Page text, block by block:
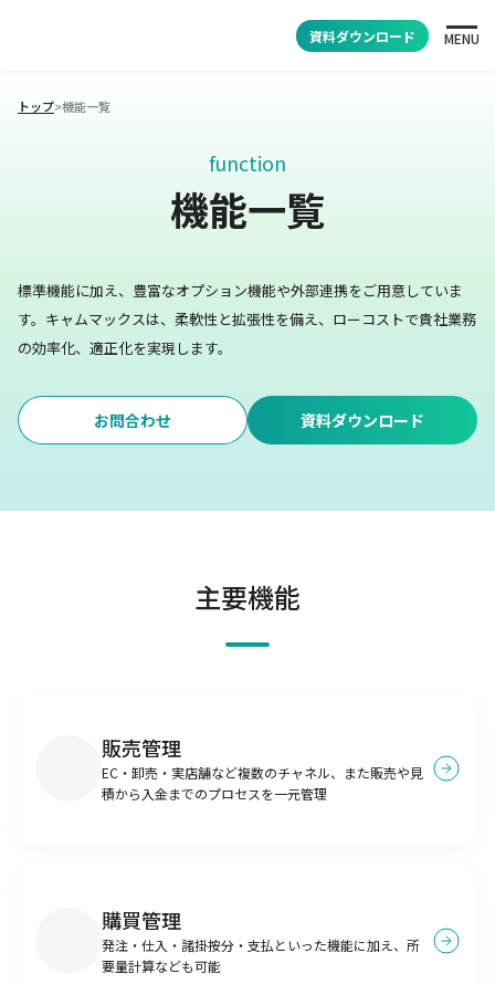
資料ダウンロード MENU
トップ>機能一覧
function
機能一覧
標準機能に加え、豊富なオプション機能や外部連携をご用意していま
す。 キャムマックスは、柔軟性と拡張性を備え、ローコストで貴社業務
の効率化、適正化を実現します。
お問合わせ 資料ダウンロード
主要機能
販売管理
EC・卸売・実店舗など複数のチャネル、また販売や見
積から入金までのプロセスを一元管理
購買管理
発注・仕入・諸掛按分・支払といった機能に加え、所
要量計算なども可能